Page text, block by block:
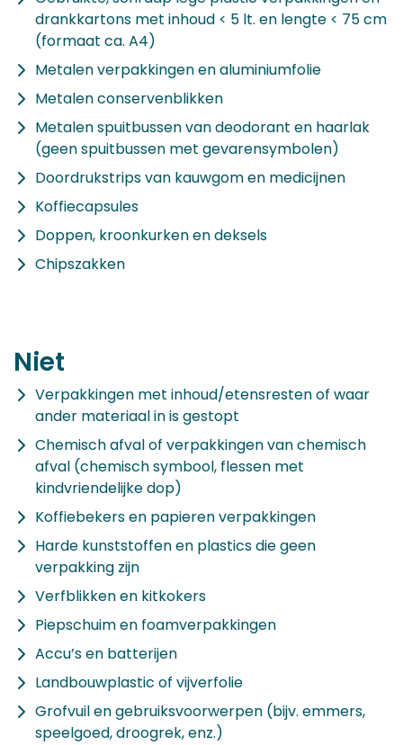
drankkartons met inhoud < 5 lt. en lengte < 75 cm
(formaat ca. A4)
Metalen verpakkingen en aluminiumfolie
Metalen conservenblikken
Metalen spuitbussen van deodorant en haarlak
(geen spuitbussen met gevarensymbolen)
Doordrukstrips van kauwgom en medicijnen
Koffiecapsules
Doppen, kroonkurken en deksels
Chipszakken
Niet
Verpakkingen met inhoud/etensresten of waar
ander materiaal in is gestopt
Chemisch afval of verpakkingen van chemisch
afval (chemisch symbool, flessen met
kindvriendelijke dop)
Koffiebekers en papieren verpakkingen
Harde kunststoffen en plastics die geen
verpakking zijn
Verfblikken en kitkokers
Piepschuim en foamverpakkingen
Accu’s en batterijen
Landbouwplastic of vijverfolie
Grofvuil en gebruiksvoorwerpen (bijv. emmers,
speelgoed, droogrek, enz.)